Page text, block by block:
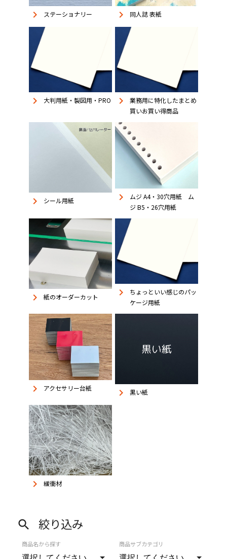
keyboard_arrow_right ステーショナリー keyboard_arrow_right 同人誌 表紙
keyboard_arrow_right 大判用紙・製図用・PRO keyboard_arrow_right
業務用に特化したまとめ
買いお買い得商品
keyboard_arrow_right シール用紙 keyboard_arrow_right
ムジ A4・30穴用紙 ム
ジ B5・26穴用紙
keyboard_arrow_right 紙のオーダーカット keyboard_arrow_right
ちょっといい感じのパッ
ケージ用紙
keyboard_arrow_right アクセサリー台紙 keyboard_arrow_right 黒い紙
keyboard_arrow_right 緩衝材
search 絞り込み
商品名から探す 商品サブカテゴリ